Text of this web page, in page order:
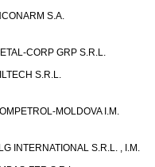
S.A.
CORP GRP S.R.L.
S.R.L.
MOLDOVA I.M.
INTERNATIONAL S.R.L. , I.M.